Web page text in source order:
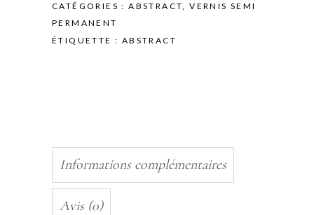
CATÉGORIES :ABSTRACT,VERNIS SEMI
PERMANENT
ÉTIQUETTE : ABSTRACT
Informations complémentaires
Avis (0)